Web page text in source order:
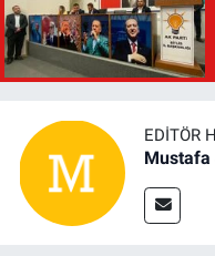
EDITÖR
Mustafa